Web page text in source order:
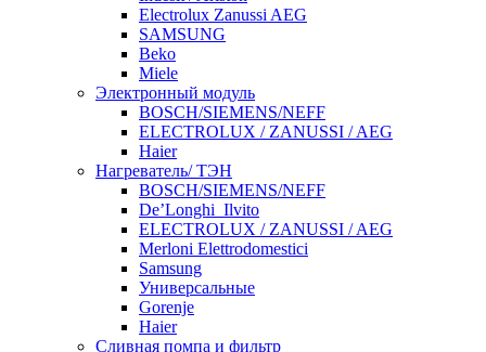
Electrolux Zanussi AEG
SAMSUNG
Beko
Miele
Электронный модуль
BOSCH/SIEMENS/NEFF
ELECTROLUX / ZANUSSI / AEG
Haier
Нагреватель/ ТЭН
BOSCH/SIEMENS/NEFF
De’Longhi_Ilvito
ELECTROLUX / ZANUSSI / AEG
Merloni Elettrodomestici
Samsung
Универсальные
Gorenje
Haier
Сливная помпа и фильтр